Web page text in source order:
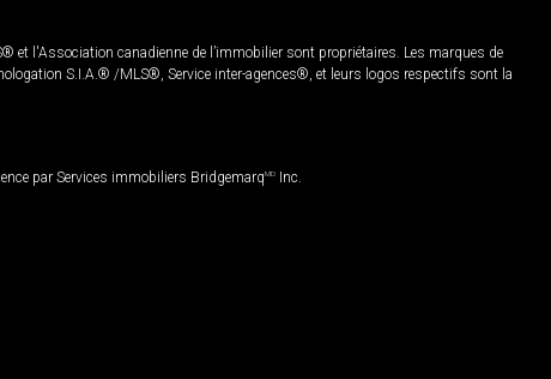
et l'Association canadienne de l’immobilier sont propriétaires. Les marques de
S.I.A.® /MLS®, Service inter-agences®, et leurs logos respectifs sont la
par Services immobiliers BridgemarqMD Inc.